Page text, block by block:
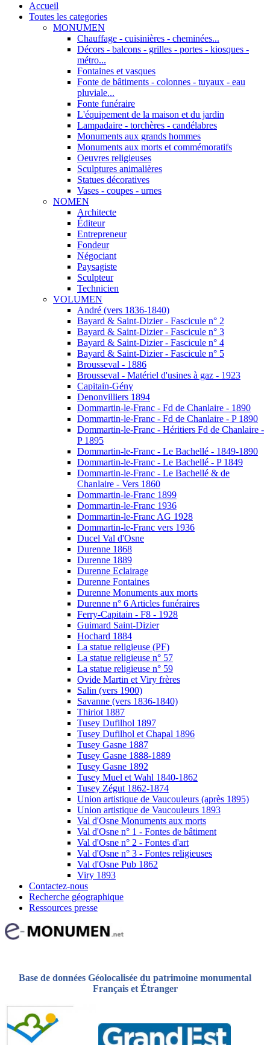
Accueil
Toutes les categories
MONUMEN
Chauffage - cuisinières - cheminées...
Décors - balcons - grilles - portes - kiosques -
métro...
Fontaines et vasques
Fonte de bâtiments - colonnes - tuyaux - eau
pluviale...
Fonte funéraire
L'équipement de la maison et du jardin
Lampadaire - torchères - candélabres
Monuments aux grands hommes
Monuments aux morts et commémoratifs
Oeuvres religieuses
Sculptures animalières
Statues décoratives
Vases - coupes - urnes
NOMEN
Architecte
Éditeur
Entrepreneur
Fondeur
Négociant
Paysagiste
Sculpteur
Technicien
VOLUMEN
André (vers 1836-1840)
Bayard & Saint-Dizier - Fascicule n° 2
Bayard & Saint-Dizier - Fascicule n° 3
Bayard & Saint-Dizier - Fascicule n° 4
Bayard & Saint-Dizier - Fascicule n° 5
Brousseval - 1886
Brousseval - Matériel d'usines à gaz - 1923
Capitain-Gény
Denonvilliers 1894
Dommartin-le-Franc - Fd de Chanlaire - 1890
Dommartin-le-Franc - Fd de Chanlaire - P 1890
Dommartin-le-Franc - Héritiers Fd de Chanlaire -
P 1895
Dommartin-le-Franc - Le Bachellé - 1849-1890
Dommartin-le-Franc - Le Bachellé - P 1849
Dommartin-le-Franc - Le Bachellé & de
Chanlaire - Vers 1860
Dommartin-le-Franc 1899
Dommartin-le-Franc 1936
Dommartin-le-Franc AG 1928
Dommartin-le-Franc vers 1936
Ducel Val d'Osne
Durenne 1868
Durenne 1889
Durenne Eclairage
Durenne Fontaines
Durenne Monuments aux morts
Durenne n° 6 Articles funéraires
Ferry-Capitain - F8 - 1928
Guimard Saint-Dizier
Hochard 1884
La statue religieuse (PF)
La statue religieuse n° 57
La statue religieuse n° 59
Ovide Martin et Viry frères
Salin (vers 1900)
Savanne (vers 1836-1840)
Thiriot 1887
Tusey Dufilhol 1897
Tusey Dufilhol et Chapal 1896
Tusey Gasne 1887
Tusey Gasne 1888-1889
Tusey Gasne 1892
Tusey Muel et Wahl 1840-1862
Tusey Zégut 1862-1874
Union artistique de Vaucouleurs (après 1895)
Union artistique de Vaucouleurs 1893
Val d'Osne Monuments aux morts
Val d'Osne n° 1 - Fontes de bâtiment
Val d'Osne n° 2 - Fontes d'art
Val d'Osne n° 3 - Fontes religieuses
Val d'Osne Pub 1862
Viry 1893
Contactez-nous
Recherche géographique
Ressources presse
Base de données Géolocalisée du patrimoine monumental
Français et Étranger